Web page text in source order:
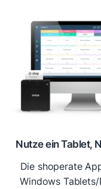
Nutze ein Tablet,
Die shoperate
Windows